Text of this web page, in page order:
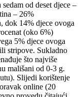
od deset djece –
– 26%
dok 14% djece ovoga
(oko 6%)
5% djece ovoga
stripove. Sukladno
što najviše
mališani od 0-3 g.
Slijedi korištenje
online (20